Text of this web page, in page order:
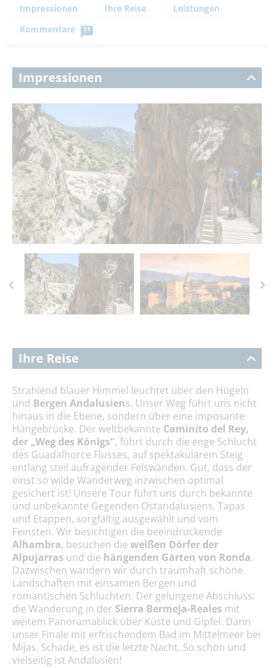
Impressionen Ihre Reise
Leistungen
Kommentare
31
Impressionen
Ihre Reise
Strahlend blauer Himmel leuchtet über den Hügeln
und Bergen Andalusiens. Unser Weg führt uns nicht
hinaus in die Ebene, sondern über eine imposante
Hängebrücke. Der weltbekannte Caminito del Rey,
der „Weg des Königs", führt durch die enge Schlucht
des Guadalhorce Flusses, auf spektakulärem Steig
entlang steil aufragender Felswänden. Gut, dass der
einst so wilde Wanderweg inzwischen optimal
gesichert ist! Unsere Tour führt uns durch bekannte
und unbekannte Gegenden Ostandalusiens. Tapas
und Etappen, sorgfältig ausgewählt und vom
Feinsten. Wir besichtigen die beeindruckende
Alhambra, besuchen die weißen Dörfer der
Alpujarras und die hängenden Gärten von Ronda.
Dazwischen wandern wir durch traumhaft schöne
Landschaften mit einsamen Bergen und
romantischen Schluchten. Der gelungene Abschluss:
die Wanderung in der Sierra Bermeja-Reales mit
weitem Panoramablick über Küste und Gipfel. Dann
unser Finale mit erfrischendem Bad im Mittelmeer bei
Mijas. Schade, es ist die letzte Nacht. So schön und
vielseitig ist Andalusien!